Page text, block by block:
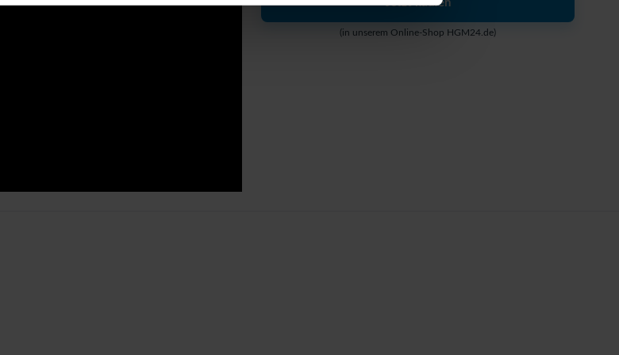
Jetzt kaufen
(in unserem Online-Shop HGM24.de)